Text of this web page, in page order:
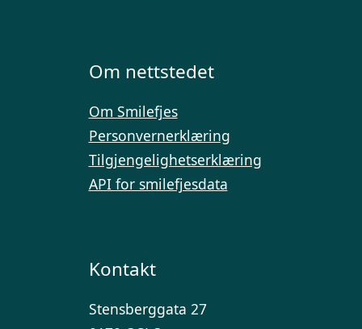
Om nettstedet
Om Smilefjes
Personvernerklæring
Tilgjengelighetserklæring
API for smilefjesdata
Kontakt
Stensberggata 27